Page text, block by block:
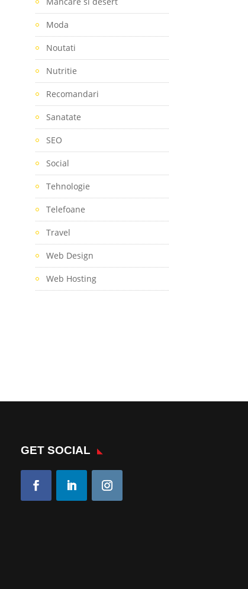
Moda
Noutati
Nutritie
Recomandari
Sanatate
SEO
Social
Tehnologie
Telefoane
Travel
Web Design
Web Hosting
GET SOCIAL